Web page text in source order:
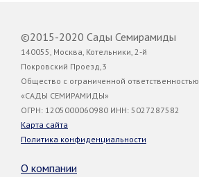
©2015-2020 Сады Семирамиды
140055, Москва, Котельники, 2-й
Покровский Проезд,3
Общество с ограниченной ответственностью
«САДЫ СЕМИРАМИДЫ»
ОГРН: 1205000060980 ИНН: 5027287582
Карта сайта
Политика конфиденциальности
О компании